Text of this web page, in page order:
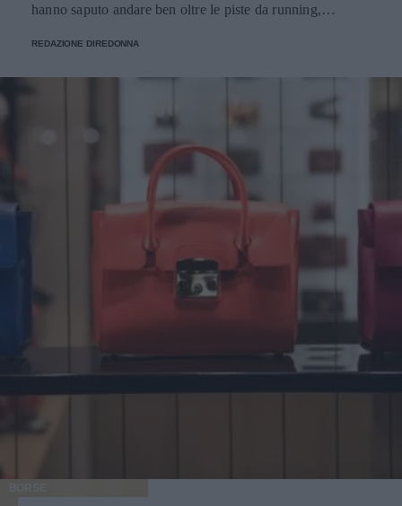
hanno saputo andare ben oltre le piste da running,
REDAZIONE DIREDONNA
BORSE